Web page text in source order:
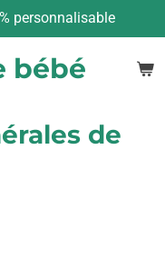
bébé
personnalisable
de